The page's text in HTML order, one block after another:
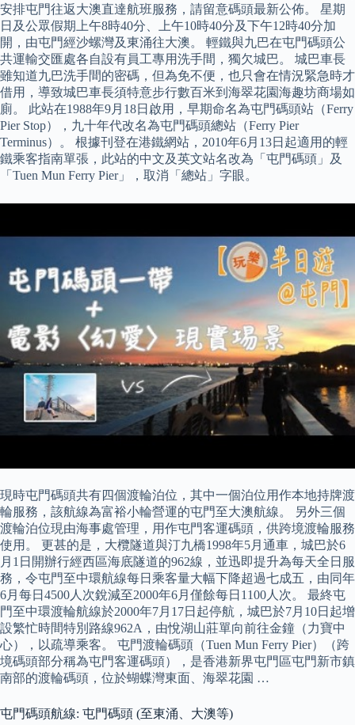
安排屯門往返大澳直達航班服務，請留意碼頭最新公佈。 星期
日及公眾假期上午8時40分、上午10時40分及下午12時40分加
開，由屯門經沙螺灣及東涌往大澳。 輕鐵與九巴在屯門碼頭公
共運輸交匯處各自設有員工專用洗手間，獨欠城巴。 城巴車長
雖知道九巴洗手間的密碼，但為免不便，也只會在情況緊急時才
借用，導致城巴車長須特意步行數百米到海翠花園海趣坊商場如
廁。 此站在1988年9月18日啟用，早期命名為屯門碼頭站（Ferry
Pier Stop），九十年代改名為屯門碼頭總站（Ferry Pier
Terminus）。 根據刊登在港鐵網站，2010年6月13日起適用的輕
鐵乘客指南單張，此站的中文及英文站名改為「屯門碼頭」及
「Tuen Mun Ferry Pier」，取消「總站」字眼。
現時屯門碼頭共有四個渡輪泊位，其中一個泊位用作本地持牌渡
輪服務，該航線為富裕小輪營運的屯門至大澳航線。 另外三個
渡輪泊位現由海事處管理，用作屯門客運碼頭，供跨境渡輪服務
使用。 更甚的是，大欖隧道與汀九橋1998年5月通車，城巴於6
月1日開辦行經西區海底隧道的962線，並迅即提升為每天全日服
務，令屯門至中環航線每日乘客量大幅下降超過七成五，由同年
6月每日4500人次銳減至2000年6月僅餘每日1100人次。 最終屯
門至中環渡輪航線於2000年7月17日起停航，城巴於7月10日起增
設繁忙時間特別路線962A，由悅湖山莊單向前往金鐘（力寶中
心），以疏導乘客。 屯門渡輪碼頭（Tuen Mun Ferry Pier）（跨
境碼頭部分稱為屯門客運碼頭），是香港新界屯門區屯門新市鎮
南部的渡輪碼頭，位於蝴蝶灣東面、海翠花園 …
屯門碼頭航線: 屯門碼頭 (至東涌、大澳等)